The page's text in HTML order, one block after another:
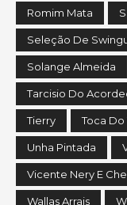
Romim Mata
Seleção De
Solange Almeida
Tarcisio Do
Tierry Toca Do
Unha Pintada
Vicente Nery E
Wallas Arrais